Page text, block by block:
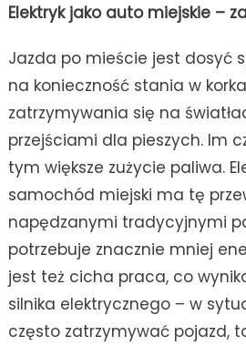
Elektryk jako auto miejskie –
Jazda po mieście jest dosyć
na konieczność stania w
zatrzymywania się na
przejściami dla pieszych. Im
tym większe zużycie paliwa.
samochód miejski ma tę
napędzanymi tradycyjnymi
potrzebuje znacznie mniej
jest też cicha praca, co
silnika elektrycznego – w
często zatrzymywać pojazd,